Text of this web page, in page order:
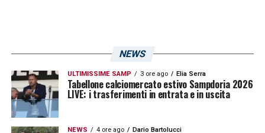
NEWS
ULTIMISSIME SAMP 3 ore ago Elia Serra
Tabellone calciomercato estivo Sampdoria 2026
LIVE: i trasferimenti in entrata e in uscita
NEWS 4 ore ago Dario Bartolucci